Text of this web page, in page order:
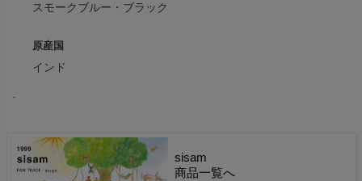
スモークブルー・ブラック
原産国
インド
sisam
商品一覧へ